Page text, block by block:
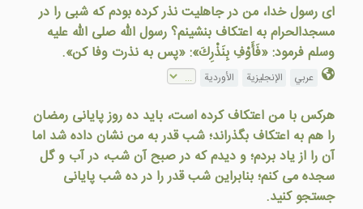
ای رسول خدا، من در جاهلیت نذر کرده بودم که شبی را در
مسجدالحرام به اعتکاف بنشینم؟ رسول الله صلی الله علیه
وسلم فرمود: «فَأَوْفِ بِنَذْرِكَ»: «پس به نذرت وفا کن».
عربي الإنجليزية الأوردية
هرکس با من اعتکاف کرده است، باید ده روز پایانی رمضان
را هم به اعتکاف بگذراند؛ شب قدر به من نشان داده شد اما
آن را از یاد بردم؛ و دیدم که در صبح آن شب، در آب و گل
سجده می کنم؛ بنابراین شب قدر را در ده شب پایانی
جستجو کنید.